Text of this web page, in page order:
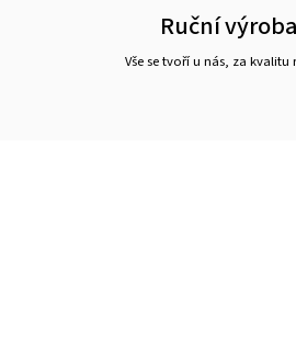
Ruční výroba
Vše se tvoří u nás, za kvalitu